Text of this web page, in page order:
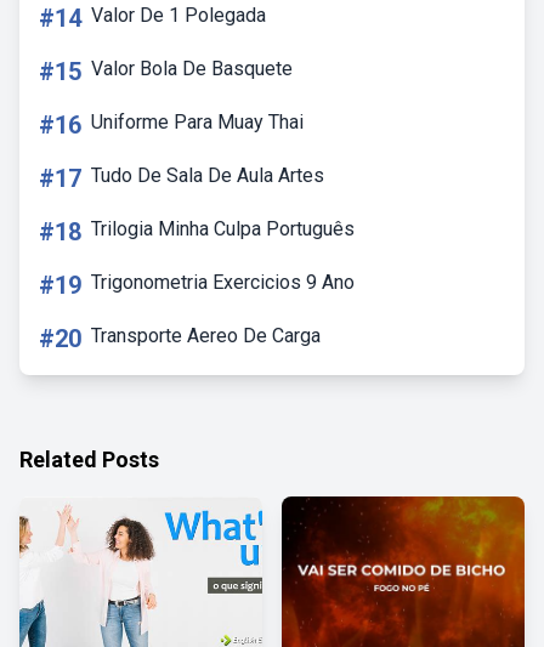
#14 Valor De 1 Polegada
#15 Valor Bola De Basquete
#16 Uniforme Para Muay Thai
#17 Tudo De Sala De Aula Artes
#18 Trilogia Minha Culpa Português
#19 Trigonometria Exercicios 9 Ano
#20 Transporte Aereo De Carga
Related Posts